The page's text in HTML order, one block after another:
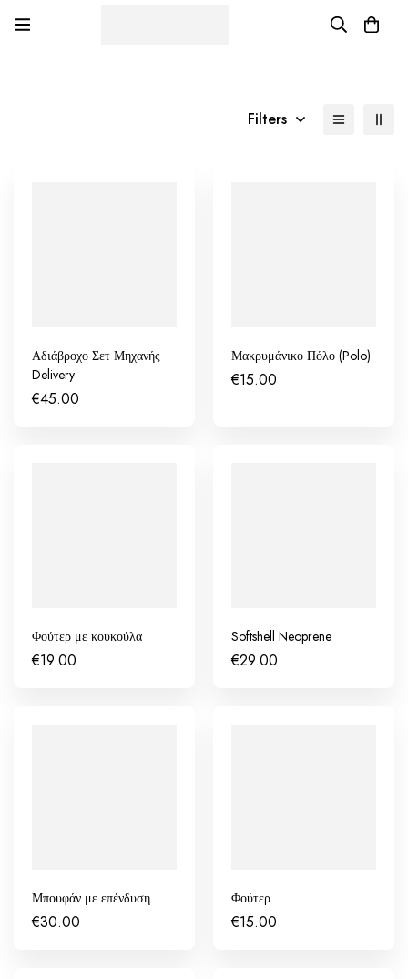
Filters
Αδιάβροχο Σετ Μηχανής
Delivery
€45.00
Μακρυμάνικο Πόλο (Polo)
€15.00
Φούτερ με κουκούλα
€19.00
Softshell Neoprene
€29.00
Μπουφάν με επένδυση
€30.00
Φούτερ
€15.00